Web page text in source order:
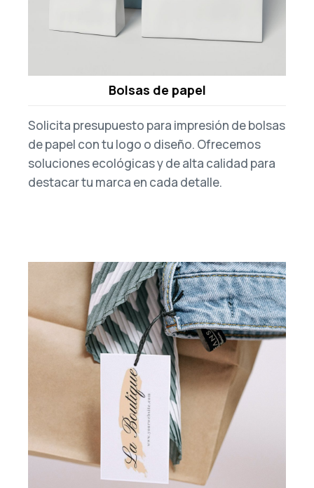
Bolsas de papel
Solicita presupuesto para impresión de bolsas
de papel con tu logo o diseño. Ofrecemos
soluciones ecológicas y de alta calidad para
destacar tu marca en cada detalle.